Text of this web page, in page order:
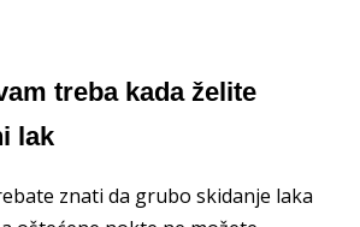
treba kada želite
lak
znati da grubo skidanje laka